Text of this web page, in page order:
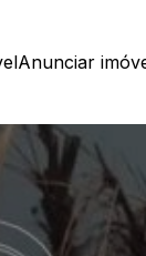
Anunciar